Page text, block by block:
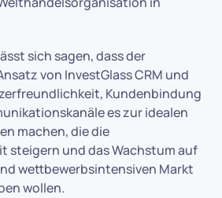
sich sagen, dass der
von InvestGlass CRM und
Kundenbindung
es zur idealen
machen, die die
steigern und das Wachstum auf
wettbewerbsintensiven Markt
wollen.